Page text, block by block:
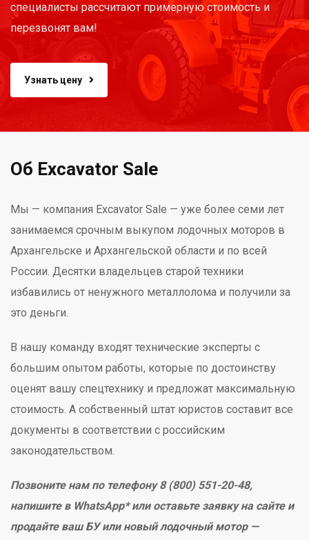
специалисты рассчитают примерную стоимость и
перезвонят вам!
Узнать цену
Об Excavator Sale
Мы — компания Excavator Sale — уже более семи лет
занимаемся срочным выкупом лодочных моторов в
Архангельске и Архангельской области и по всей
России. Десятки владельцев старой техники
избавились от ненужного металлолома и получили за
это деньги.
В нашу команду входят технические эксперты с
большим опытом работы, которые по достоинству
оценят вашу спецтехнику и предложат максимальную
стоимость. А собственный штат юристов составит все
документы в соответствии с российским
законодательством.
Позвоните нам по телефону 8 (800) 551-20-48,
напишите в WhatsApp* или оставьте заявку на сайте и
продайте ваш БУ или новый лодочный мотор —